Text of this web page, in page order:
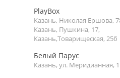
PlayBox
Казань, Николая Ершова,
Казань, Пушкина, 17,
Казань,Товарищеская, 25б
Белый Парус
Казань, ул. Меридианная, 1